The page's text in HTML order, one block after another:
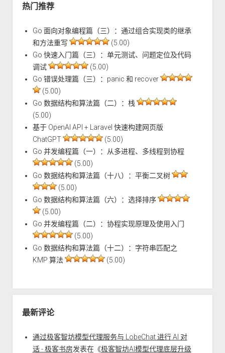
热门推荐
Go 面向对象编程篇（三）：通过组合实现类的继承
和方法重写
(5.00)
Go 快速入门篇（三）：单元测试、问题定位及代码
调试
(5.00)
Go 错误处理篇（三）：panic 和 recover
(5.00)
Go 数据结构和算法篇（二）：栈
(5.00)
基于 OpenAI API + Laravel 快速构建网页版
ChatGPT
(5.00)
Go 并发编程篇（一）：从多进程、多线程到协程
(5.00)
Go 数据结构和算法篇（十八）：平衡二叉树
(5.00)
Go 数据结构和算法篇（六）：选择排序
(5.00)
Go 并发编程篇（二）：协程实现原理及使用入门
(5.00)
Go 数据结构和算法篇（十二）：字符串匹配之
KMP 算法
(5.00)
最新评论
通过极客智坊模型代理服务与 LobeChat 进行 AI 对
话 - 极客书房发表在《极客智坊AI模型代理底层升级